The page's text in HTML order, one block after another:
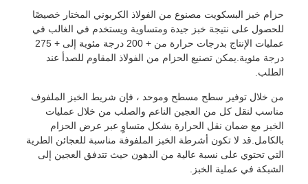
منزل
المنتجات
حزام خبز البسكويت مصنوع من الفولاذ الكربوني المختار خصيصًا
للحصول على نتيجة خبز جيدة ومتساوية ويستخدم في الغالب في
عمليات الإنتاج بدرجات حرارة من + 200 درجة مئوية إلى + 275
درجة مئوية.يمكن تصنيع الحزام من الفولاذ المقاوم للصدأ عند
الطلب.
من خلال توفير سطح مسطح وموحد ، فإن شريط الخبز الملفوف
مناسب لنقل كل من العجين الناعم والصلب من خلال عمليات
الخبز مع ضمان نقل الحرارة بشكل متساوٍ عبر عرض الحزام
بالكامل.قد لا تكون أشرطة الخبز الملفوفة مناسبة للعجائن الطرية
التي تحتوي على نسبة عالية من الدهون حيث تتدفق العجين إلى
الشبكة في عملية الخبز.